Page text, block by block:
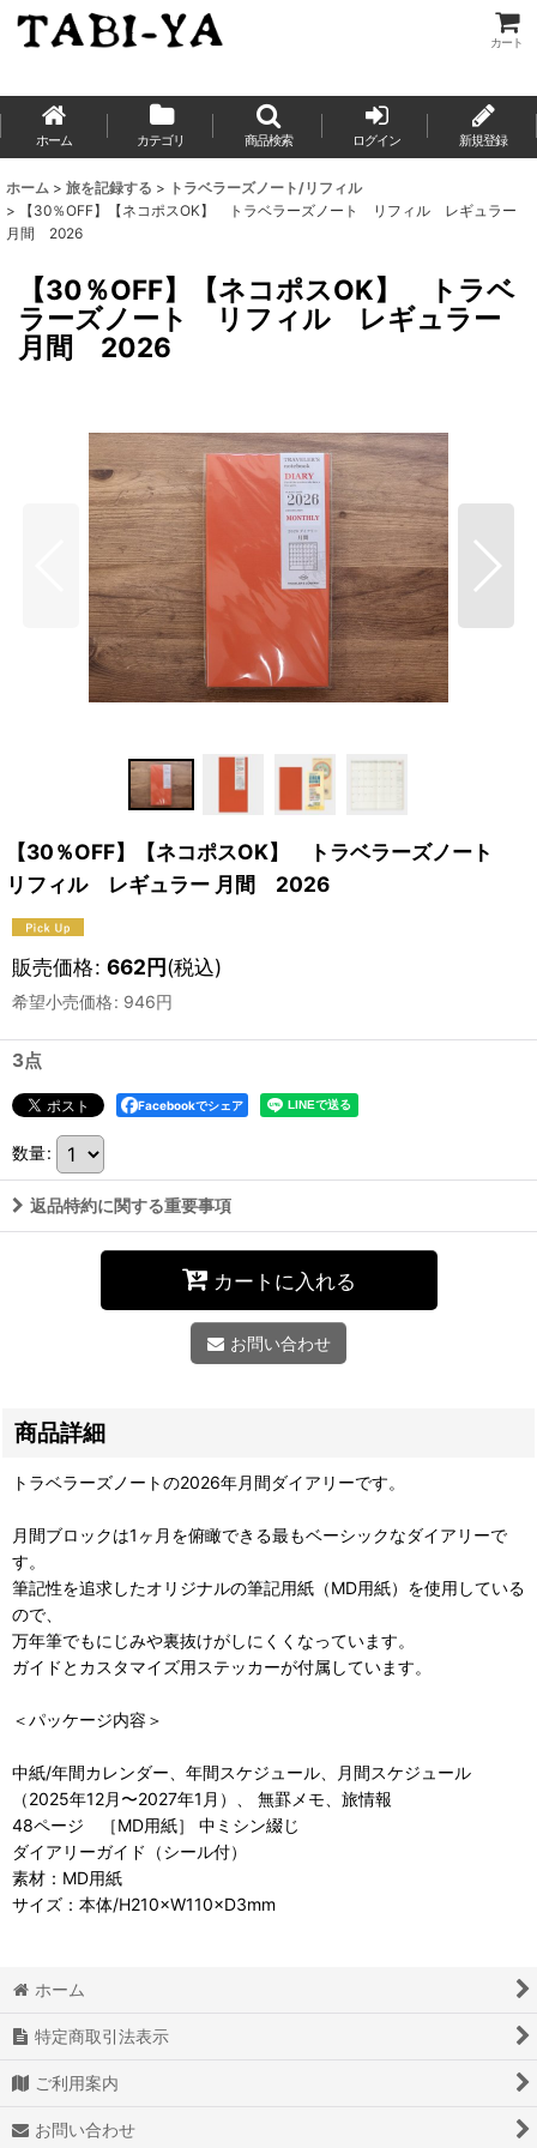
カート
ホーム カテゴリ 商品検索 ログイン 新規登録
ホーム > 旅を記録する > トラベラーズノート/リフィル
>
【30％OFF】【ネコポスOK】 トラベラーズノート リフィル レギュラー
月間 2026
【30％OFF】【ネコポスOK】 トラベ
ラーズノート リフィル レギュラー
月間 2026
【30％OFF】【ネコポスOK】 トラベラーズノート
リフィル レギュラー 月間 2026
販売価格: 662円(税込)
希望小売価格: 946円
3点
Facebookでシェア
数量:
返品特約に関する重要事項
カートに入れる
お問い合わせ
商品詳細
トラベラーズノートの2026年月間ダイアリーです。
月間ブロックは1ヶ月を俯瞰できる最もベーシックなダイアリーで
す。
筆記性を追求したオリジナルの筆記用紙（MD用紙）を使用している
ので、
万年筆でもにじみや裏抜けがしにくくなっています。
ガイドとカスタマイズ用ステッカーが付属しています。
＜パッケージ内容＞
中紙/年間カレンダー、年間スケジュール、月間スケジュール
（2025年12月〜2027年1月）、 無罫メモ、旅情報
48ページ ［MD用紙］ 中ミシン綴じ
ダイアリーガイド（シール付）
素材：MD用紙
サイズ：本体/H210×W110×D3mm
ホーム
特定商取引法表示
ご利用案内
お問い合わせ